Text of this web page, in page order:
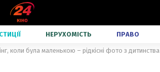
НЕРУХОМІСТЬ ПРАВО
коли була маленькою – рідкісні фото з дитинства